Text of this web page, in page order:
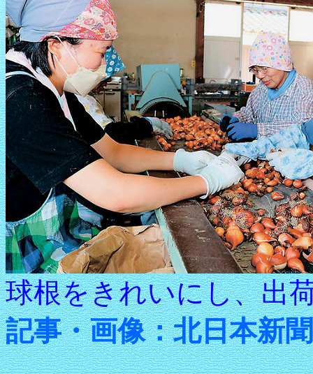
球根をきれいにし、出
記事・画像：北日本新